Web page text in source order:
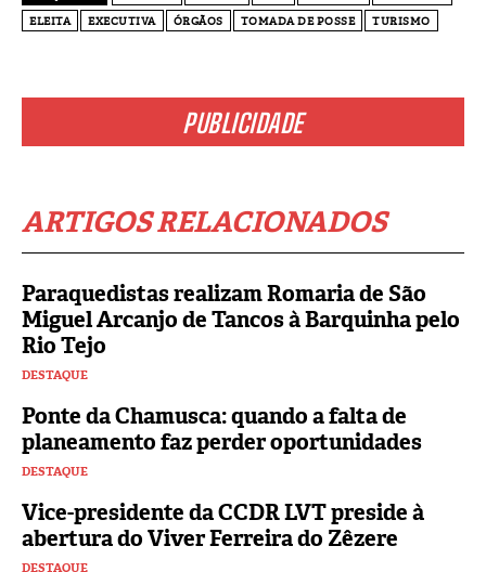
PUBLICIDADE
ARTIGOS RELACIONADOS
Paraquedistas realizam Romaria de São
Miguel Arcanjo de Tancos à Barquinha pelo
Rio Tejo
DESTAQUE
Ponte da Chamusca: quando a falta de
planeamento faz perder oportunidades
DESTAQUE
Vice-presidente da CCDR LVT preside à
abertura do Viver Ferreira do Zêzere
DESTAQUE
ELEITA
EXECUTIVA ÓRGÃOS TOMADA DE POSSE TURISMO